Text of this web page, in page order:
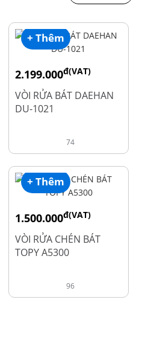
+ Thêm
2.199.000đ(VAT)
2.900.000
VÒI RỬA BÁT DAEHAN
DU-1021
74
+ Thêm
1.500.000đ(VAT)
1.990.000
VÒI RỬA CHÉN BÁT
TOPY A5300
96